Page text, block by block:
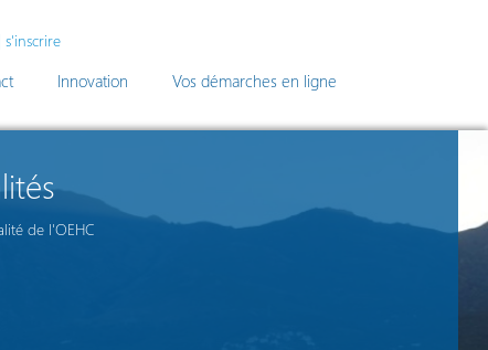
s'inscrire
Innovation Vos démarches en ligne
de l'OEHC